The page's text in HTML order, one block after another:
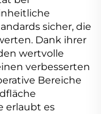
sicher, die
Dank ihrer
wertvolle
verbesserten
Bereiche
erlaubt es